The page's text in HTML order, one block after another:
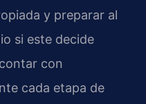
y preparar al
si este decide
con
cada etapa de